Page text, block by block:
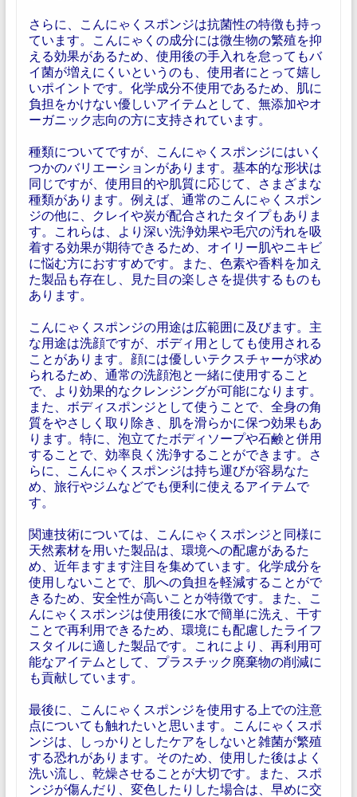
さらに、こんにゃくスポンジは抗菌性の特徴も持っ
ています。こんにゃくの成分には微生物の繁殖を抑
える効果があるため、使用後の手入れを怠ってもバ
イ菌が増えにくいというのも、使用者にとって嬉し
いポイントです。化学成分不使用であるため、肌に
負担をかけない優しいアイテムとして、無添加やオ
ーガニック志向の方に支持されています。
種類についてですが、こんにゃくスポンジにはいく
つかのバリエーションがあります。基本的な形状は
同じですが、使用目的や肌質に応じて、さまざまな
種類があります。例えば、通常のこんにゃくスポン
ジの他に、クレイや炭が配合されたタイプもありま
す。これらは、より深い洗浄効果や毛穴の汚れを吸
着する効果が期待できるため、オイリー肌やニキビ
に悩む方におすすめです。また、色素や香料を加え
た製品も存在し、見た目の楽しさを提供するものも
あります。
こんにゃくスポンジの用途は広範囲に及びます。主
な用途は洗顔ですが、ボディ用としても使用される
ことがあります。顔には優しいテクスチャーが求め
られるため、通常の洗顔泡と一緒に使用すること
で、より効果的なクレンジングが可能になります。
また、ボディスポンジとして使うことで、全身の角
質をやさしく取り除き、肌を滑らかに保つ効果もあ
ります。特に、泡立てたボディソープや石鹸と併用
することで、効率良く洗浄することができます。さ
らに、こんにゃくスポンジは持ち運びが容易なた
め、旅行やジムなどでも便利に使えるアイテムで
す。
関連技術については、こんにゃくスポンジと同様に
天然素材を用いた製品は、環境への配慮があるた
め、近年ますます注目を集めています。化学成分を
使用しないことで、肌への負担を軽減することがで
きるため、安全性が高いことが特徴です。また、こ
んにゃくスポンジは使用後に水で簡単に洗え、干す
ことで再利用できるため、環境にも配慮したライフ
スタイルに適した製品です。これにより、再利用可
能なアイテムとして、プラスチック廃棄物の削減に
も貢献しています。
最後に、こんにゃくスポンジを使用する上での注意
点についても触れたいと思います。こんにゃくスポ
ンジは、しっかりとしたケアをしないと雑菌が繁殖
する恐れがあります。そのため、使用した後はよく
洗い流し、乾燥させることが大切です。また、スポ
ンジが傷んだり、変色したりした場合は、早めに交